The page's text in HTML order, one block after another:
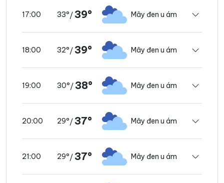
17:00 33°/ 39° Mây đen u ám
18:00 32°/ 39° Mây đen u ám
19:00 30°/ 38° Mây đen u ám
20:00 29°/ 37° Mây đen u ám
21:00 29°/ 37° Mây đen u ám